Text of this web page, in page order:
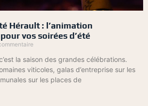
Hérault : l’animation
vos soirées d’été
la saison des grandes célébrations.
viticoles, galas d’entreprise sur les
sur les places de